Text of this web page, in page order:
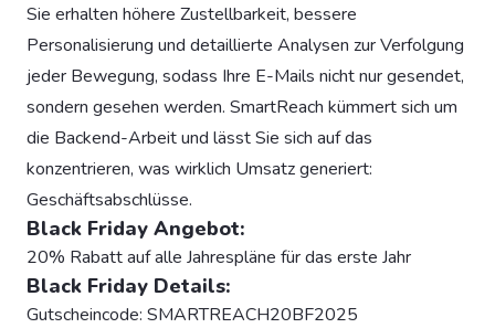
Sie erhalten höhere Zustellbarkeit, bessere
Personalisierung und detaillierte Analysen zur Verfolgung
jeder Bewegung, sodass Ihre E-Mails nicht nur gesendet,
sondern gesehen werden. SmartReach kümmert sich um
die Backend-Arbeit und lässt Sie sich auf das
konzentrieren, was wirklich Umsatz generiert:
Geschäftsabschlüsse.
Black Friday Angebot:
20% Rabatt auf alle Jahrespläne für das erste Jahr
Black Friday Details:
Gutscheincode: SMARTREACH20BF2025